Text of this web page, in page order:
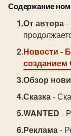
Содержание
От автора-
Новости -
созданием
Обзор
Сказка-
WANTED -
Реклама-